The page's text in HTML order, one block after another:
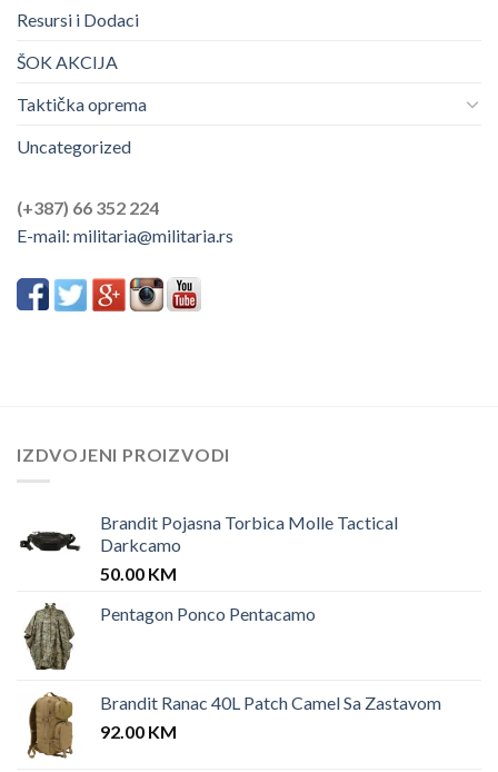
Resursi i Dodaci
ŠOK AKCIJA
Taktička oprema
Uncategorized
(+387) 66 352 224
E-mail: militaria@militaria.rs
IZDVOJENI PROIZVODI
Brandit Pojasna Torbica Molle Tactical
Darkcamo
50.00 KM
Pentagon Ponco Pentacamo
Brandit Ranac 40L Patch Camel Sa Zastavom
92.00 KM